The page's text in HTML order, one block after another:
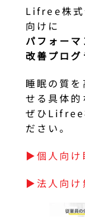
Lifree株式
向けに
パフォー
改善プログ
睡眠の質
せる具体
ぜひLifree
ださい。
▶︎個人向け
▶︎法人向け